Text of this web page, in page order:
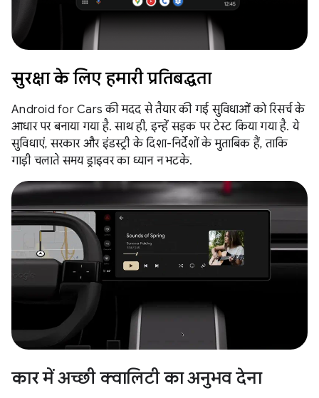
सुरक्षा के लिए हमारी प्रतिबद्धता
Android for Cars की मदद से तैयार की गई सुविधाओं को रिसर्च के
आधार पर बनाया गया है. साथ ही, इन्हें सड़क पर टेस्ट किया गया है. ये
सुविधाएं, सरकार और इंडस्ट्री के दिशा-निर्देशों के मुताबिक हैं, ताकि
गाड़ी चलाते समय ड्राइवर का ध्यान न भटके.
कार में अच्छी क्वालिटी का अनुभव देना